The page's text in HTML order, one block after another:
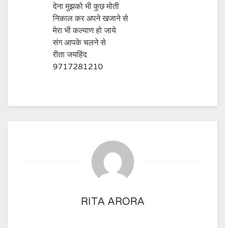
देना मुझको भी कुछ मोती
निकाल कर अपने खजाने से
मेरा भी कल्याण हो जाये
संग आपके चलने से
रीता जयहिंद
9717281210
RITA ARORA